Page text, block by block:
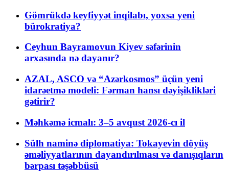
Gömrükdə keyfiyyət inqilabı, yoxsa yeni
bürokratiya?
Ceyhun Bayramovun Kiyev səfərinin
arxasında nə dayanır?
AZAL, ASCO və “Azərkosmos” üçün yeni
idarəetmə modeli: Fərman hansı dəyişiklikləri
gətirir?
Məhkəmə icmalı: 3–5 avqust 2026-cı il
Sülh naminə diplomatiya: Tokayevin döyüş
əməliyyatlarının dayandırılması və danışıqların
bərpası təşəbbüsü